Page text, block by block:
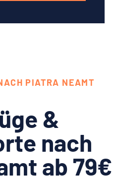
PIATRA NEAMT
&
nach
ab 79€